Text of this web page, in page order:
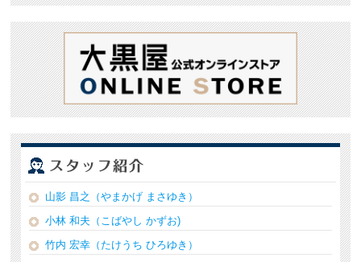
山影 昌之（やまかげ まさゆき）
小林 和夫（こばやし かずお)
竹内 宏幸（たけうち ひろゆき）